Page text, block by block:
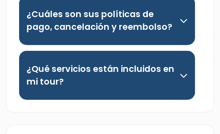
¿Cuáles son sus políticas de
pago, cancelación y reembolso?
¿Qué servicios están incluidos en
mi tour?